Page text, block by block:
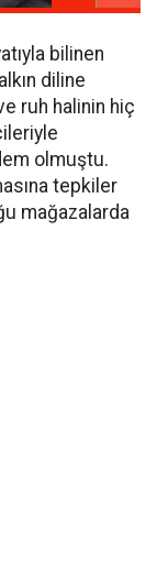
bilinen
diline
ruh halinin hiç
olmuştu.
tepkiler
mağazalarda